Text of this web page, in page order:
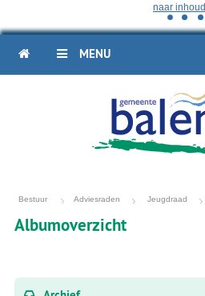
naar inhoud
HOME MENU
Bestuur Adviesraden Jeugdraad
Albumoverzicht